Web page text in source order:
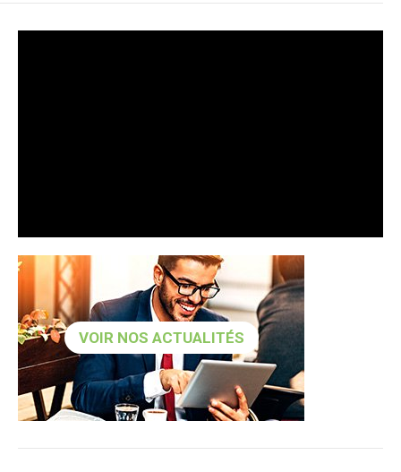
VOIR NOS ACTUALITÉS